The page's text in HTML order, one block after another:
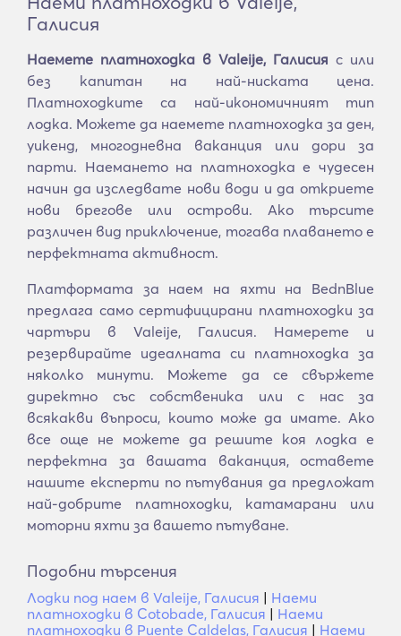
Галисия
Наемете платноходка в Valeije, Галисия с или
без капитан на най-ниската цена.
Платноходките са най-икономичният тип
лодка. Можете да наемете платноходка за ден,
уикенд, многодневна ваканция или дори за
парти. Наемането на платноходка е чудесен
начин да изследвате нови води и да откриете
нови брегове или острови. Ако търсите
различен вид приключение, тогава плаването е
перфектната активност.
Платформата за наем на яхти на BednBlue
предлага само сертифицирани платноходки за
чартъри в Valeije, Галисия. Намерете и
резервирайте идеалната си платноходка за
няколко минути. Можете да се свържете
директно със собственика или с нас за
всякакви въпроси, които може да имате. Ако
все още не можете да решите коя лодка е
перфектна за вашата ваканция, оставете
нашите експерти по пътувания да предложат
най-добрите платноходки, катамарани или
моторни яхти за вашето пътуване.
Подобни търсения
Лодки под наем в Valeije, Галисия | Наеми
платноходки в Cotobade, Галисия | Наеми
платноходки в Puente Caldelas, Галисия | Наеми